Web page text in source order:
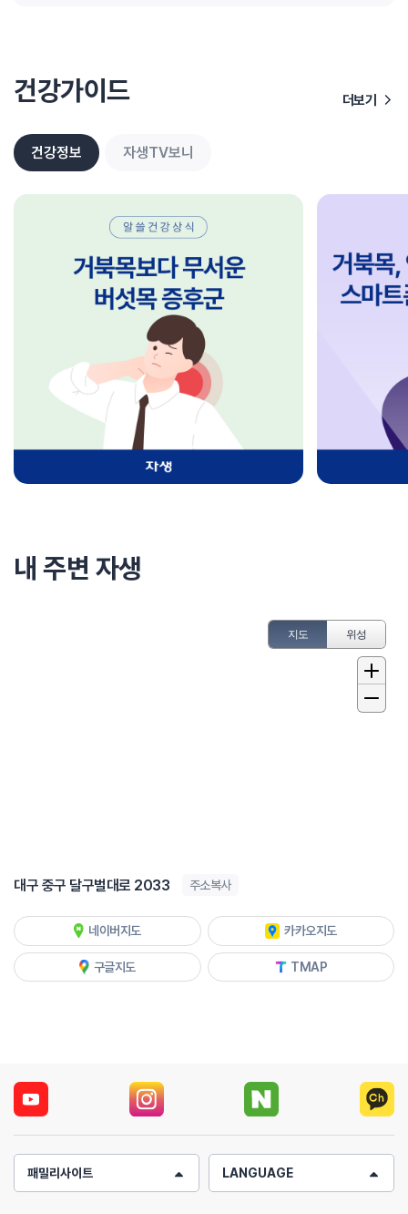
건강가이드 더보기
건강정보 자생TV보니
내 주변 자생
지도 위성
대구 중구 달구벌대로 2033 주소복사
네이버지도 카카오지도
구글지도 TMAP
패밀리사이트 LANGUAGE